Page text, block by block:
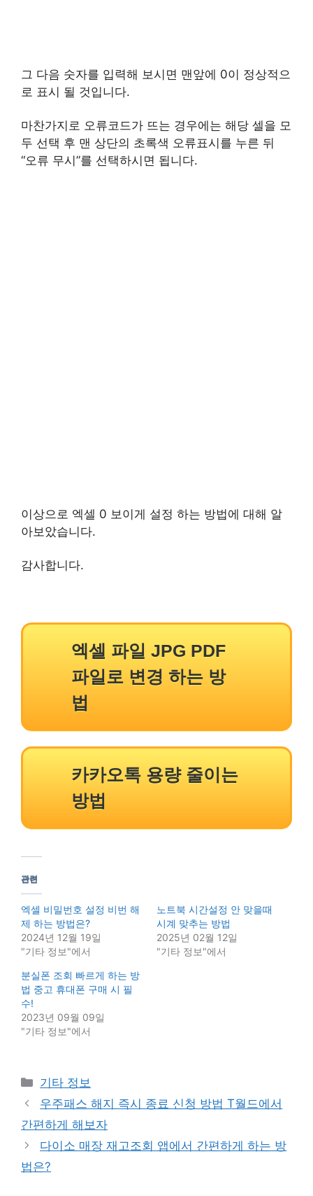
그 다음 숫자를 입력해 보시면 맨앞에 0이 정상적으
로 표시 될 것입니다.
마찬가지로 오류코드가 뜨는 경우에는 해당 셀을 모
두 선택 후 맨 상단의 초록색 오류표시를 누른 뒤
“오류 무시”를 선택하시면 됩니다.
이상으로 엑셀 0 보이게 설정 하는 방법에 대해 알
아보았습니다.
감사합니다.
엑셀 파일 JPG PDF
파일로 변경 하는 방
법
카카오톡 용량 줄이는
방법
관련
엑셀 비밀번호 설정 비번 해
제 하는 방법은?
2024년 12월 19일
"기타 정보"에서
노트북 시간설정 안 맞을때
시계 맞추는 방법
2025년 02월 12일
"기타 정보"에서
분실폰 조회 빠르게 하는 방
법 중고 휴대폰 구매 시 필
수!
2023년 09월 09일
"기타 정보"에서
Categories
기타 정보
우주패스 해지 즉시 종료 신청 방법 T월드에서
간편하게 해보자
다이소 매장 재고조회 앱에서 간편하게 하는 방
법은?